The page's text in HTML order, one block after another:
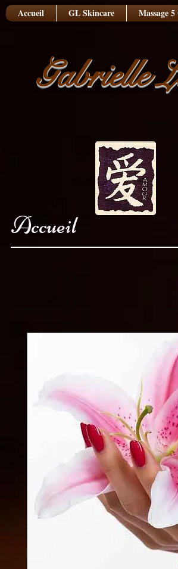
Accueil GL Skincare Massage
Gabrielle
Accueil